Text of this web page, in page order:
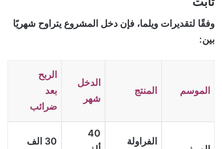
وفقًا لتقديرات ويلما، فإن دخل المشروع يتراوح شهريًا
بين:
الموسم المنتج
الدخل
شهر
الربح
بعد
ضرائب
الفراولة
40
30 الف